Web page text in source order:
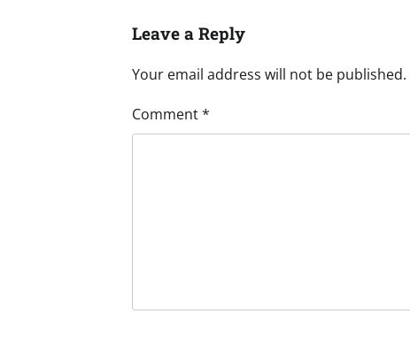
Leave a Reply
Your email address will not be published.
Comment*